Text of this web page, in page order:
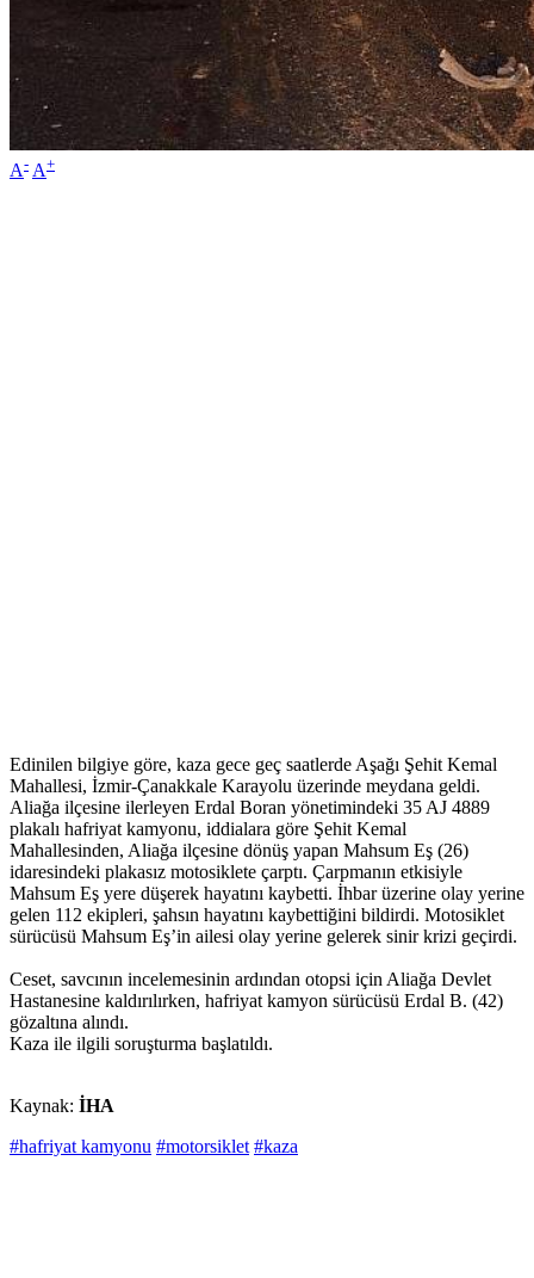
A- A+
Edinilen bilgiye göre, kaza gece geç saatlerde Aşağı Şehit Kemal
Mahallesi, İzmir-Çanakkale Karayolu üzerinde meydana geldi.
Aliağa ilçesine ilerleyen Erdal Boran yönetimindeki 35 AJ 4889
plakalı hafriyat kamyonu, iddialara göre Şehit Kemal
Mahallesinden, Aliağa ilçesine dönüş yapan Mahsum Eş (26)
idaresindeki plakasız motosiklete çarptı. Çarpmanın etkisiyle
Mahsum Eş yere düşerek hayatını kaybetti. İhbar üzerine olay yerine
gelen 112 ekipleri, şahsın hayatını kaybettiğini bildirdi. Motosiklet
sürücüsü Mahsum Eş’in ailesi olay yerine gelerek sinir krizi geçirdi.
Ceset, savcının incelemesinin ardından otopsi için Aliağa Devlet
Hastanesine kaldırılırken, hafriyat kamyon sürücüsü Erdal B. (42)
gözaltına alındı.
Kaza ile ilgili soruşturma başlatıldı.
Kaynak: İHA
#hafriyat kamyonu #motorsiklet #kaza